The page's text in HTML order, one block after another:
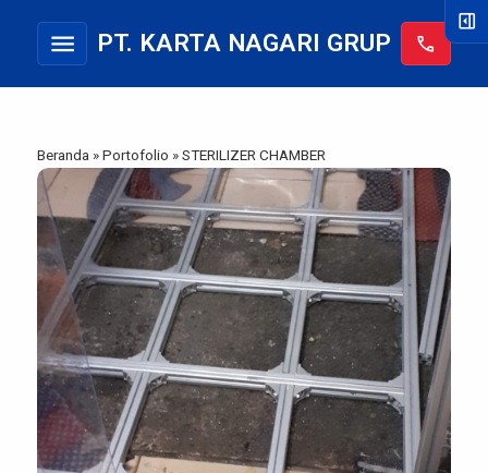
menu PT. KARTA NAGARI GRUP call
Beranda »Portofolio »STERILIZER CHAMBER
right_panel_open